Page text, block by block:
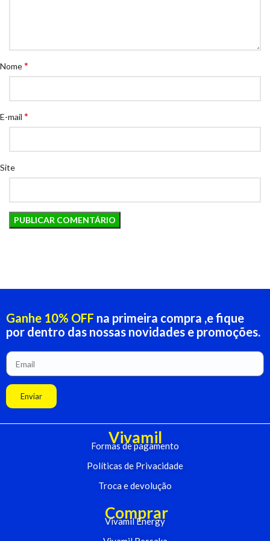
Nome*
E-mail *
Site
Ganhe 10% OFF na primeira compra ,e fique
por dentro das nossas novidades e promoções.
Enviar
Vivamil
Formas de pagamento
Políticas de Privacidade
Troca e devolução
Comprar
Vivamil Energy